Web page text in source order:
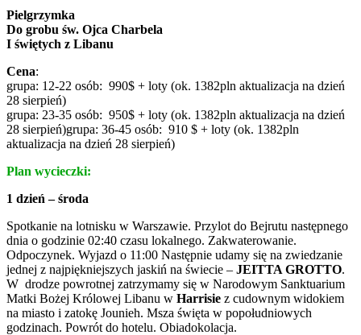
Pielgrzymka
Do grobu św. Ojca Charbela
I świętych z Libanu
Cena:
grupa: 12-22 osób: 990$ + loty (ok. 1382pln aktualizacja na dzień
28 sierpień)
grupa: 23-35 osób: 950$ + loty (ok. 1382pln aktualizacja na dzień
28 sierpień)grupa: 36-45 osób: 910 $ + loty (ok. 1382pln
aktualizacja na dzień 28 sierpień)
Plan wycieczki:
1 dzień – środa
Spotkanie na lotnisku w Warszawie. Przylot do Bejrutu następnego
dnia o godzinie 02:40 czasu lokalnego. Zakwaterowanie.
Odpoczynek. Wyjazd o 11:00 Następnie udamy się na zwiedzanie
jednej z najpiękniejszych jaskiń na świecie – JEITTA GROTTO.
W drodze powrotnej zatrzymamy się w Narodowym Sanktuarium
Matki Bożej Królowej Libanu w Harrisie z cudownym widokiem
na miasto i zatokę Jounieh. Msza święta w popołudniowych
godzinach. Powrót do hotelu. Obiadokolacja.